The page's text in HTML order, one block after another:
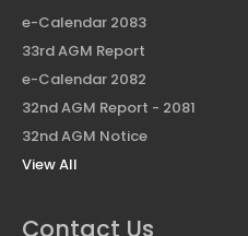
e-Calendar 2083
33rd AGM Report
e-Calendar 2082
32nd AGM Report - 2081
32nd AGM Notice
View All
Contact Us